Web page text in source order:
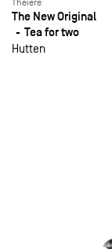
Théière
The New Original
Tea for two
Hutten